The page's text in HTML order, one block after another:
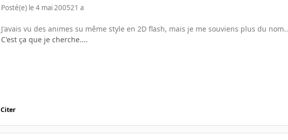
Posté(e) le 4 mai 200521 a
J'avais vu des animes su même style en 2D flash, mais je me souviens plus du nom..
C'est ça que je cherche....
Citer